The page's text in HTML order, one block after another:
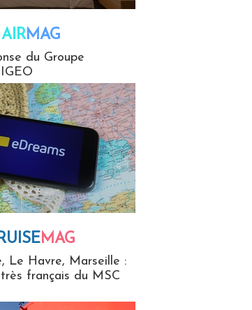
AIRMAG
du Groupe
MAG
Le Havre, Marseille :
français du MSC